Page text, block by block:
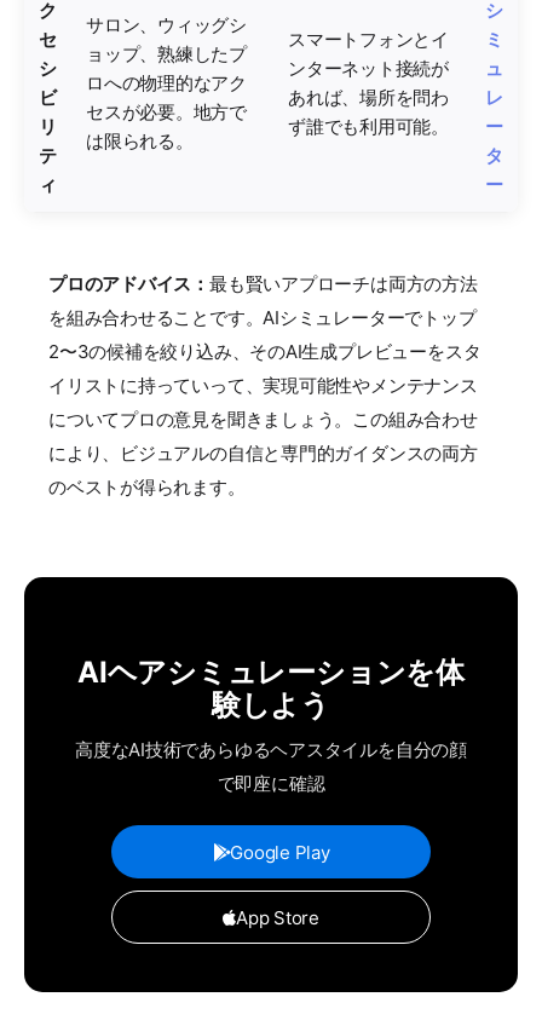
ク
セ
シ
ビ
リ
テ
ィ
サロン、ウィッグシ
ョップ、熟練したプ
ロへの物理的なアク
セスが必要。地方で
は限られる。
スマートフォンとイ
ンターネット接続が
あれば、場所を問わ
ず誰でも利用可能。
シ
ミ
ュ
レ
ー
タ
ー
プロのアドバイス：最も賢いアプローチは両方の方法
を組み合わせることです。AIシミュレーターでトップ
2〜3の候補を絞り込み、そのAI生成プレビューをスタ
イリストに持っていって、実現可能性やメンテナンス
についてプロの意見を聞きましょう。この組み合わせ
により、ビジュアルの自信と専門的ガイダンスの両方
のベストが得られます。
AIヘアシミュレーションを体
験しよう
高度なAI技術であらゆるヘアスタイルを自分の顔
で即座に確認
Google Play
App Store